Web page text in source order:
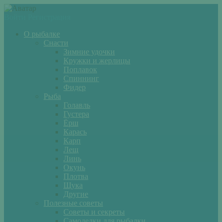
О рыбалке
Снасти
Зимние удочки
Кружки и жерлицы
Поплавок
Спиннинг
Фидер
Рыба
Голавль
Густера
Ёрш
Карась
Карп
Лещ
Линь
Окунь
Плотва
Щука
Другие
Полезные советы
Советы и секреты